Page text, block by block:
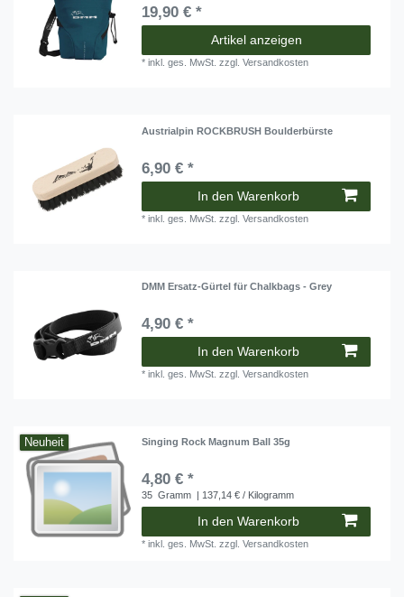
19,90 € *
Artikel anzeigen
*inkl. ges. MwSt. zzgl.Versandkosten
Austrialpin ROCKBRUSH Boulderbürste
6,90 € *
In den Warenkorb
*inkl. ges. MwSt. zzgl.Versandkosten
DMM Ersatz-Gürtel für Chalkbags - Grey
4,90 € *
In den Warenkorb
*inkl. ges. MwSt. zzgl.Versandkosten
Neuheit Singing Rock Magnum Ball 35g
4,80 € *
35 Gramm | 137,14 € / Kilogramm
In den Warenkorb
*inkl. ges. MwSt. zzgl.Versandkosten